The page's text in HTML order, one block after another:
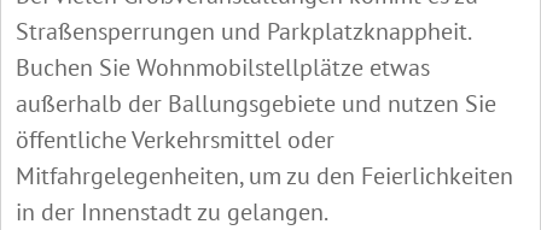
Straßensperrungen und Parkplatzknappheit.
Buchen Sie Wohnmobilstellplätze etwas
außerhalb der Ballungsgebiete und nutzen Sie
öffentliche Verkehrsmittel oder
Mitfahrgelegenheiten, um zu den Feierlichkeiten
in der Innenstadt zu gelangen.